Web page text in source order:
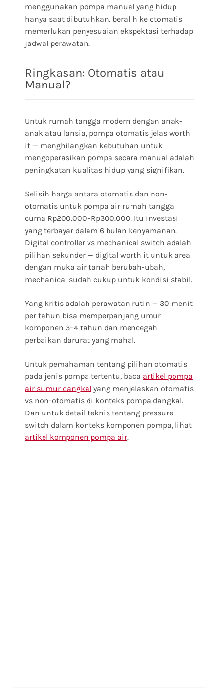
menggunakan pompa manual yang hidup
hanya saat dibutuhkan, beralih ke otomatis
memerlukan penyesuaian ekspektasi terhadap
jadwal perawatan.
Ringkasan: Otomatis atau
Manual?
Untuk rumah tangga modern dengan anak-
anak atau lansia, pompa otomatis jelas worth
it — menghilangkan kebutuhan untuk
mengoperasikan pompa secara manual adalah
peningkatan kualitas hidup yang signifikan.
Selisih harga antara otomatis dan non-
otomatis untuk pompa air rumah tangga
cuma Rp200.000–Rp300.000. Itu investasi
yang terbayar dalam 6 bulan kenyamanan.
Digital controller vs mechanical switch adalah
pilihan sekunder — digital worth it untuk area
dengan muka air tanah berubah-ubah,
mechanical sudah cukup untuk kondisi stabil.
Yang kritis adalah perawatan rutin — 30 menit
per tahun bisa memperpanjang umur
komponen 3–4 tahun dan mencegah
perbaikan darurat yang mahal.
Untuk pemahaman tentang pilihan otomatis
pada jenis pompa tertentu, baca artikel pompa
air sumur dangkal yang menjelaskan otomatis
vs non-otomatis di konteks pompa dangkal.
Dan untuk detail teknis tentang pressure
switch dalam konteks komponen pompa, lihat
artikel komponen pompa air.